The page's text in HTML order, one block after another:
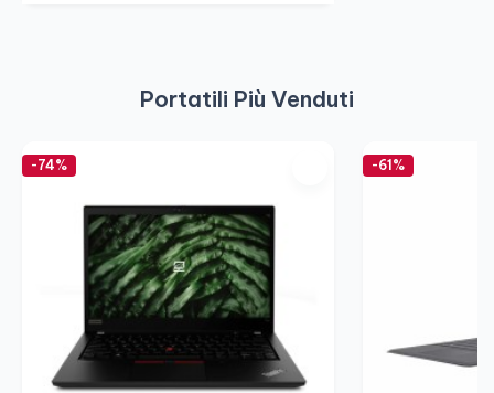
Portatili Più Venduti
-74% -61%